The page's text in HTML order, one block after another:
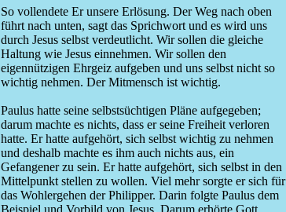
So vollendete Er unsere Erlösung. Der Weg nach oben
führt nach unten, sagt das Sprichwort und es wird uns
durch Jesus selbst verdeutlicht. Wir sollen die gleiche
Haltung wie Jesus einnehmen. Wir sollen den
eigennützigen Ehrgeiz aufgeben und uns selbst nicht so
wichtig nehmen. Der Mitmensch ist wichtig.
Paulus hatte seine selbstsüchtigen Pläne aufgegeben;
darum machte es nichts, dass er seine Freiheit verloren
hatte. Er hatte aufgehört, sich selbst wichtig zu nehmen
und deshalb machte es ihm auch nichts aus, ein
Gefangener zu sein. Er hatte aufgehört, sich selbst in den
Mittelpunkt stellen zu wollen. Viel mehr sorgte er sich für
das Wohlergehen der Philipper. Darin folgte Paulus dem
Beispiel und Vorbild von Jesus. Darum erhörte Gott